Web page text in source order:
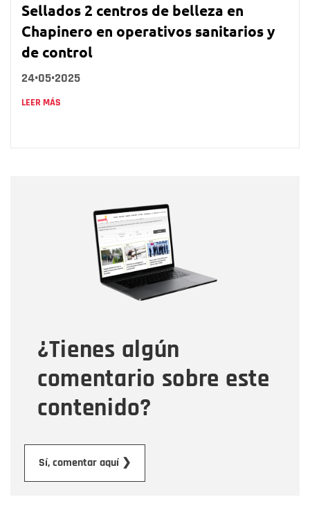
Sellados 2 centros de belleza en
Chapinero en operativos sanitarios y
de control
24•05•2025
LEER MÁS
¿Tienes algún
comentario sobre este
contenido?
Sí, comentar aquí ❯
Correo electrónico
Tipo de comentario
Mensaje